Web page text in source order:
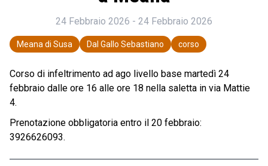
24 Febbraio 2026 - 24 Febbraio 2026
Meana di Susa Dal Gallo Sebastiano corso
Corso di infeltrimento ad ago livello base martedì 24
febbraio dalle ore 16 alle ore 18 nella saletta in via Mattie
4.
Prenotazione obbligatoria entro il 20 febbraio:
3926626093.